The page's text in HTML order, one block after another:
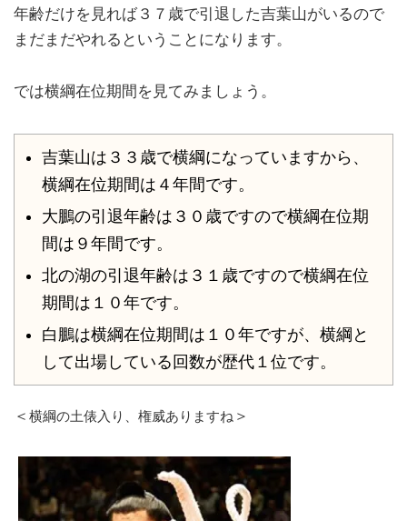
年齢だけを見れば３７歳で引退した吉葉山がいるので
まだまだやれるということになります。
では横綱在位期間を見てみましょう。
吉葉山は３３歳で横綱になっていますから、
横綱在位期間は４年間です。
大鵬の引退年齢は３０歳ですので横綱在位期
間は９年間です。
北の湖の引退年齢は３１歳ですので横綱在位
期間は１０年です。
白鵬は横綱在位期間は１０年ですが、横綱と
して出場している回数が歴代１位です。
＜ 横綱の土俵入り、権威ありますね ＞